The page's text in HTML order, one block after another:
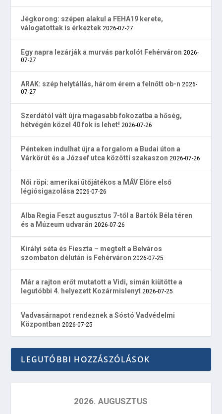
Jégkorong: szépen alakul a FEHA19 kerete,
válogatottak is érkeztek 2026-07-27
Egy napra lezárják a murvás parkolót Fehérváron 2026-
07-27
ARAK: szép helytállás, három érem a felnőtt ob-n 2026-
07-27
Szerdától vált újra magasabb fokozatba a hőség,
hétvégén közel 40 fok is lehet! 2026-07-26
Pénteken indulhat újra a forgalom a Budai úton a
Várkörút és a József utca közötti szakaszon 2026-07-26
Női röpi: amerikai ütőjátékos a MÁV Előre első
légiósigazolása 2026-07-26
Alba Regia Feszt augusztus 7-től a Bartók Béla téren
és a Múzeum udvarán 2026-07-26
Királyi séta és Fieszta – megtelt a Belváros
szombaton délután is Fehérváron 2026-07-25
Már a rajton erőt mutatott a Vidi, simán kiütötte a
legutóbbi 4. helyezett Kozármislenyt 2026-07-25
Vadvasárnapot rendeznek a Sóstó Vadvédelmi
Központban 2026-07-25
LEGUTÓBBI HOZZÁSZÓLÁSOK
2026. AUGUSZTUS